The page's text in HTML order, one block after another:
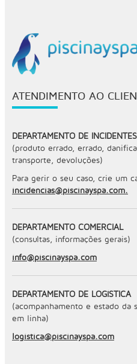
ATENDIMENTO AO
DEPARTAMENTO DE INCIDENTES
(produto errado, errado,
transporte, devoluções)
Para gerir o seu caso, crie um
incidencias@piscinayspa.com.
DEPARTAMENTO COMERCIAL
(consultas, informações gerais)
info@piscinayspa.com
DEPARTAMENTO DE LOGÍSTICA
(acompanhamento e estado da
em linha)
logistica@piscinayspa.com